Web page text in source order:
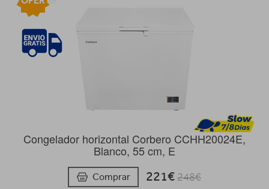
Congelador horizontal Corbero CCHH20024E,
Blanco, 55 cm, E
Comprar 221€248€